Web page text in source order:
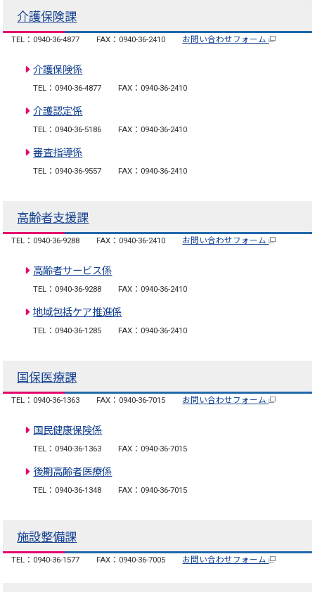
介護保険課
TEL：0940-36-4877 FAX：0940-36-2410 お問い合わせフォーム
介護保険係
TEL：0940-36-4877 FAX：0940-36-2410
介護認定係
TEL：0940-36-5186 FAX：0940-36-2410
審査指導係
TEL：0940-36-9557 FAX：0940-36-2410
高齢者支援課
TEL：0940-36-9288 FAX：0940-36-2410 お問い合わせフォーム
高齢者サービス係
TEL：0940-36-9288 FAX：0940-36-2410
地域包括ケア推進係
TEL：0940-36-1285 FAX：0940-36-2410
国保医療課
TEL：0940-36-1363 FAX：0940-36-7015 お問い合わせフォーム
国民健康保険係
TEL：0940-36-1363 FAX：0940-36-7015
後期高齢者医療係
TEL：0940-36-1348 FAX：0940-36-7015
施設整備課
TEL：0940-36-1577 FAX：0940-36-7005 お問い合わせフォーム